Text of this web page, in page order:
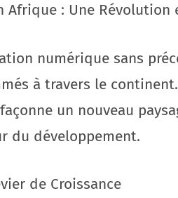
: Une Révolution
numérique sans
à travers le
un nouveau
du développement.
de Croissance